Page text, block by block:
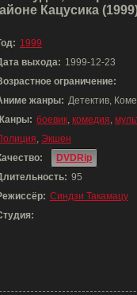
Кацусика
1999
выхода: 1999-12-23
ограничение:
жанры: Детектив,
боевик, комедия,
, Экшен
DVDRip
95
Синдзи Такамацу